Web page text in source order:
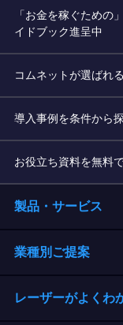
「お金を稼ぐための
イドブック進呈中
コムネットが選ばれ
導入事例を条件から
お役立ち資料を無料
製品・サービス
業種別ご提案
レーザーがよくわ